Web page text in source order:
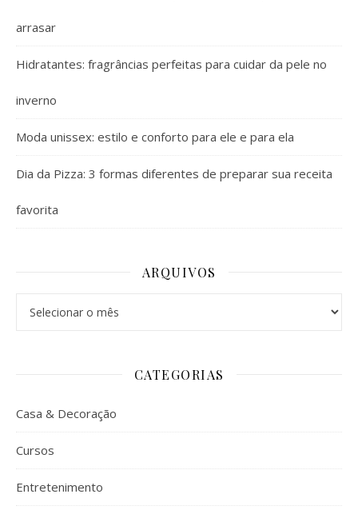
arrasar
Hidratantes: fragrâncias perfeitas para cuidar da pele no
inverno
Moda unissex: estilo e conforto para ele e para ela
Dia da Pizza: 3 formas diferentes de preparar sua receita
favorita
ARQUIVOS
CATEGORIAS
Casa & Decoração
Cursos
Entretenimento